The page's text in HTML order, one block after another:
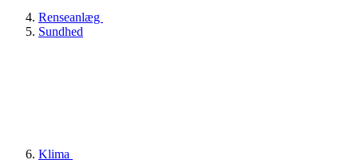
Renseanlæg
Sundhed
Klima